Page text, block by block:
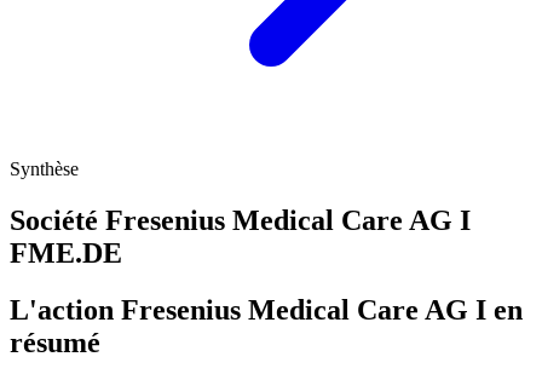
Synthèse
Société Fresenius Medical Care AG I
FME.DE
L'action Fresenius Medical Care AG I en
résumé